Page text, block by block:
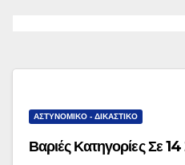
ΑΣΤΥΝΟΜΙΚΟ - ΔΙΚΑΣΤΙΚΟ
Βαριές Κατηγορίες Σε